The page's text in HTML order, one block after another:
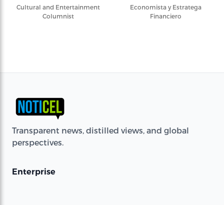
Cultural and Entertainment
Columnist
Economista y Estratega
Financiero
Transparent news, distilled views, and global
perspectives.
Enterprise